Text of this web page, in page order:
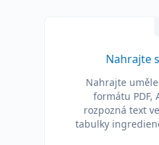
Nahrajte
Nahrajte
formátu PDF,
rozpozná text
tabulky